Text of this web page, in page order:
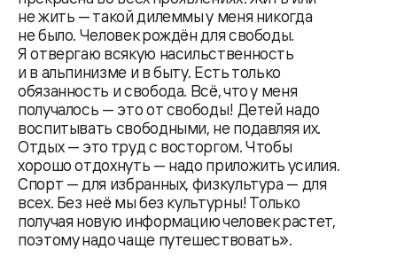
не жить — такой дилеммы у меня никогда
не было. Человек рождён для свободы.
Я отвергаю всякую насильственность
и в альпинизме и в быту. Есть только
обязанность и свобода. Всё, что у меня
получалось — это от свободы! Детей надо
воспитывать свободными, не подавляя их.
Отдых — это труд с восторгом. Чтобы
хорошо отдохнуть — надо приложить усилия.
Спорт — для избранных, физкультура — для
всех. Без неё мы без культурны! Только
получая новую информацию человек растет,
поэтому надо чаще путешествовать».